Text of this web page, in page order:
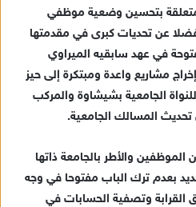
بتحسين وضعية موظفي
فضلا عن تحديات كبرى في مقدمتها
في عهد سابقيه الميراوي
مشاريع واعدة ومبتكرة إلى حيز
الجامعية بشيشاوة والمركب
المسالك الجامعية.
والأطر بالجامعة ذاتها
بعدم ترك الباب مفتوحا في وجه
وتصفية الحسابات في